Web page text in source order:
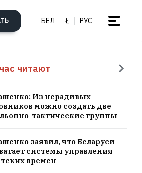
БЕЛ Ł РУС
читают
Из нерадивых
можно создать две
тактические группы
заявил, что Беларуси
системы управления
времен